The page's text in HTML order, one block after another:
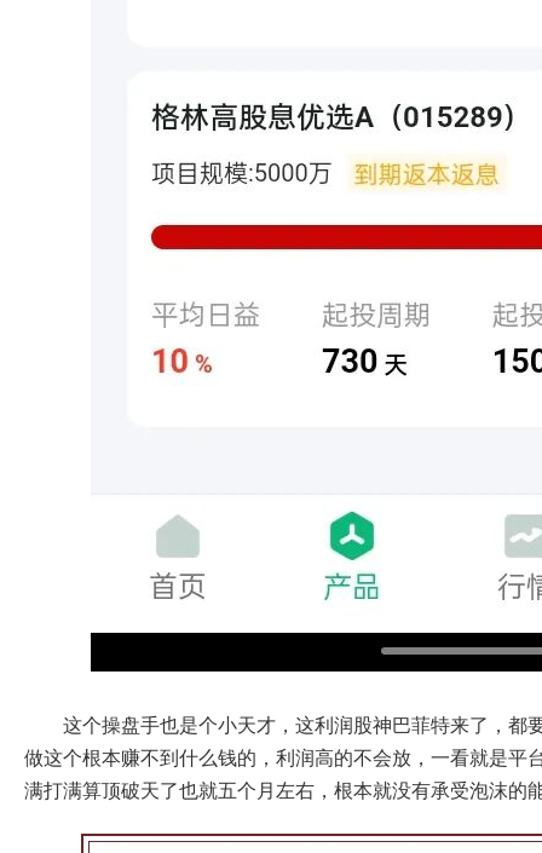
这个操盘手也是个小天才，这利润股神巴菲特来了，都
做这个根本赚不到什么钱的，利润高的不会放，一看就是
满打满算顶破天了也就五个月左右，根本就没有承受泡沫的